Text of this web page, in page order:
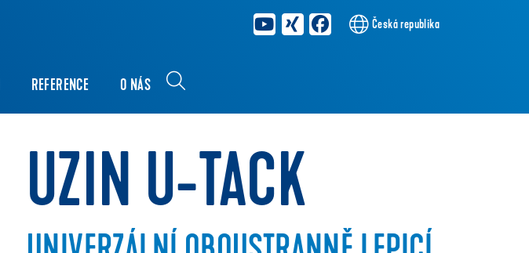
Česká republika
REFERENCE O NÁS
UZIN U-TACK